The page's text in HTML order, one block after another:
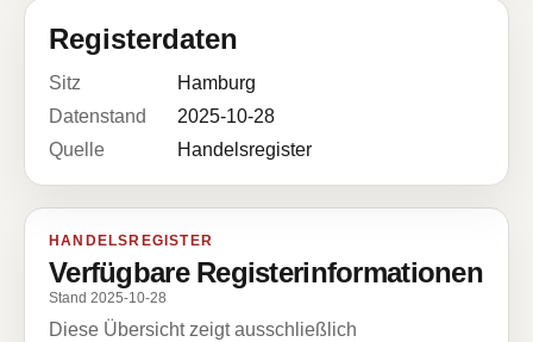
Registerdaten
Sitz
Hamburg
Datenstand
2025-10-28
Quelle
Handelsregister
HANDELSREGISTER
Verfügbare Registerinformationen
Stand 2025-10-28
Diese Übersicht zeigt ausschließlich